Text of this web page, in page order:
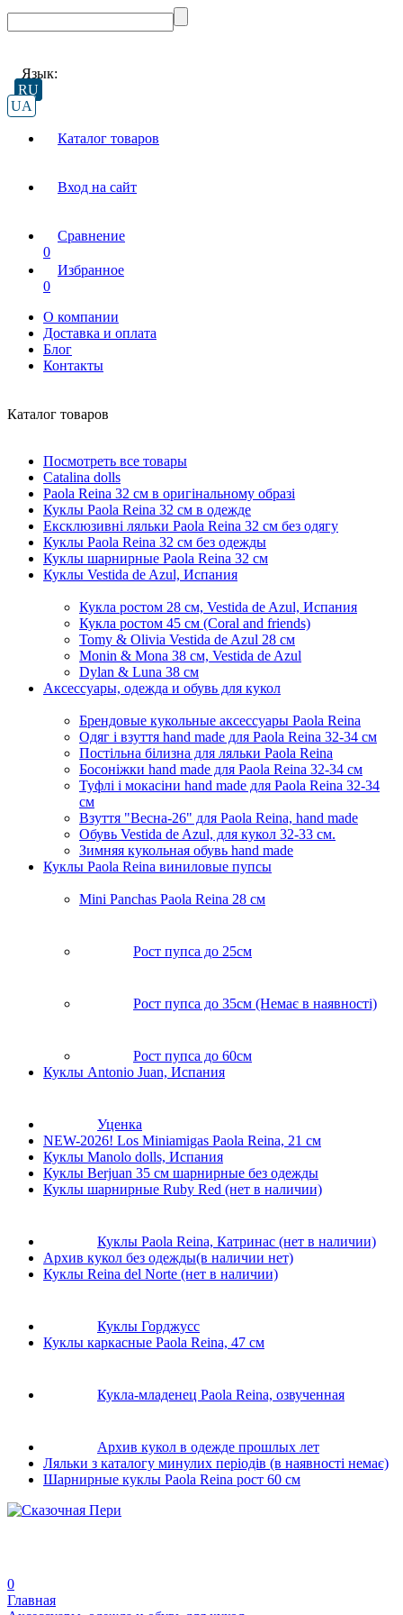
Язык:
RU
UA
Каталог товаров
Вход на сайт
Сравнение
0
Избранное
0
О компании
Доставка и оплата
Блог
Контакты
Каталог товаров
Посмотреть все товары
Catalina dolls
Paola Reina 32 см в оригінальному образі
Куклы Paola Reina 32 см в одежде
Ексклюзивні ляльки Paola Reina 32 см без одягу
Куклы Paola Reina 32 см без одежды
Куклы шарнирные Paola Reina 32 см
Куклы Vestida de Azul, Испания
Кукла ростом 28 см, Vestida de Azul, Испания
Кукла ростом 45 см (Coral and friends)
Tomy & Olivia Vestida de Azul 28 см
Monin & Mona 38 см, Vestida de Azul
Dylan & Luna 38 см
Аксессуары, одежда и обувь для кукол
Брендовые кукольные аксессуары Paola Reina
Одяг і взуття hand made для Paola Reina 32-34 см
Постільна білизна для ляльки Paola Reina
Босоніжки hand made для Paola Reina 32-34 см
Туфлі і мокасіни hand made для Paola Reina 32-34
см
Взуття "Весна-26" для Paola Reina, hand made
Обувь Vestida de Azul, для кукол 32-33 см.
Зимняя кукольная обувь hand made
Куклы Paola Reina виниловые пупсы
Mini Panchas Paola Reina 28 cм
Рост пупса до 25см
Рост пупса до 35см (Немає в наявності)
Рост пупса до 60см
Куклы Antonio Juan, Испания
Уценка
NEW-2026! Los Miniamigas Paola Reina, 21 см
Куклы Manolo dolls, Испания
Куклы Berjuan 35 cм шарнирные без одежды
Куклы шарнирные Ruby Red (нет в наличии)
Куклы Paola Reina, Катринас (нет в наличии)
Архив кукол без одежды(в наличии нет)
Куклы Reina del Norte (нет в наличии)
Куклы Горджусс
Куклы каркасные Paola Reina, 47 см
Кукла-младенец Paola Reina, озвученная
Архив кукол в одежде прошлых лет
Ляльки з каталогу минулих періодів (в наявності немає)
Шарнирные куклы Paola Reina рост 60 см
0
Главная